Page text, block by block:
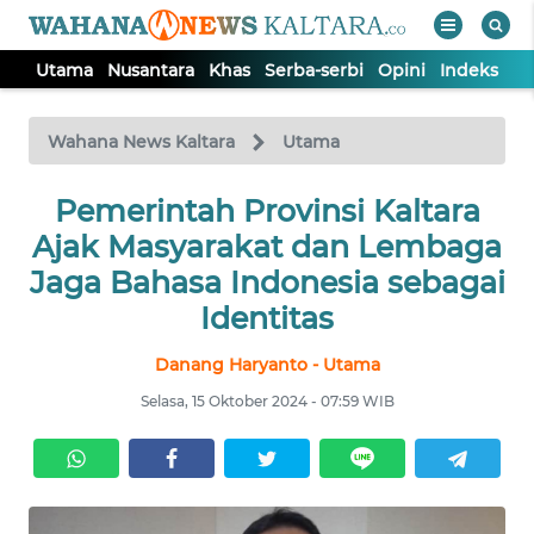
Utama Nusantara Khas Serba-serbi Opini Indeks
Wahana News Kaltara Utama
Pemerintah Provinsi Kaltara
Ajak Masyarakat dan Lembaga
Jaga Bahasa Indonesia sebagai
Identitas
Danang Haryanto - Utama
Selasa, 15 Oktober 2024 - 07:59 WIB
TV
Tutup
UTAMA
NUSANTARA
SERBI
OPINI